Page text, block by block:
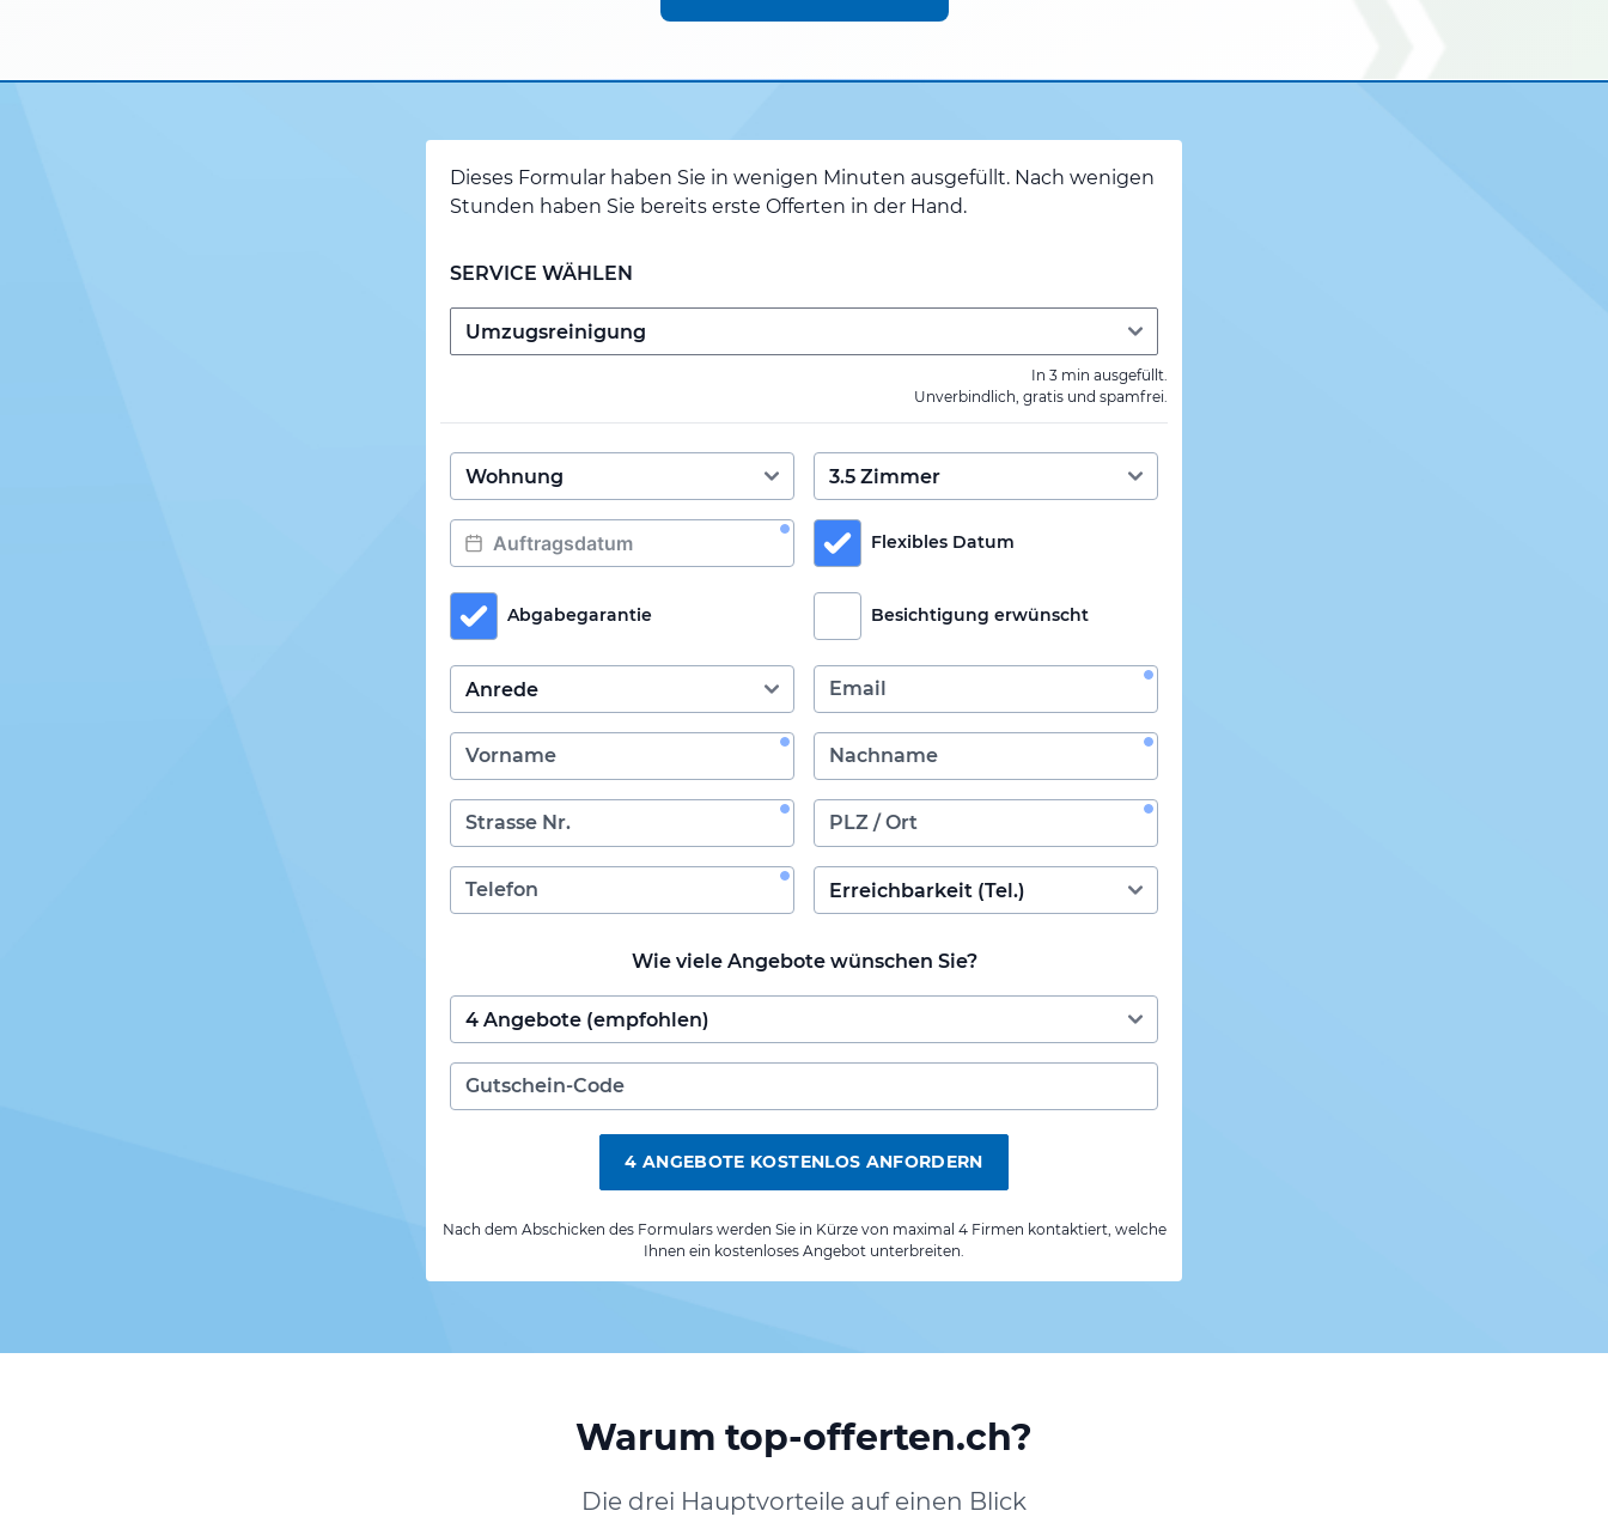
Dieses Formular haben Sie in wenigen Minuten ausgefüllt. Nach wenigen
Stunden haben Sie bereits erste Offerten in der Hand.
SERVICE WÄHLEN
In 3 min ausgefüllt.
Unverbindlich, gratis und spamfrei.
Flexibles Datum
Abgabegarantie Besichtigung erwünscht
Wie viele Angebote wünschen Sie?
4 ANGEBOTE KOSTENLOS ANFORDERN
Nach dem Abschicken des Formulars werden Sie in Kürze von maximal 4 Firmen kontaktiert, welche
Ihnen ein kostenloses Angebot unterbreiten.
Warum top-offerten.ch?
Die drei Hauptvorteile auf einen Blick